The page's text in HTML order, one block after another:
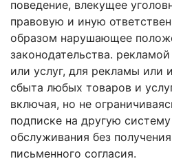
поведение, влекущее
правовую и иную
образом нарушающее
законодательства.
или услуг, для рекламы или
сбыта любых товаров и
включая, но не
подписке на другую
обслуживания без
письменного согласия.